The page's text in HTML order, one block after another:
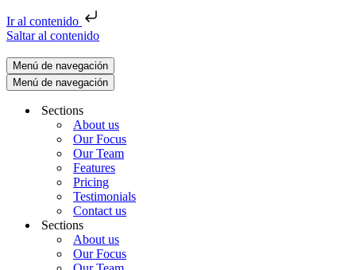
Ir al contenido
Saltar al contenido
Menú de navegación
Menú de navegación
Sections
About us
Our Focus
Our Team
Features
Pricing
Testimonials
Contact us
Sections
About us
Our Focus